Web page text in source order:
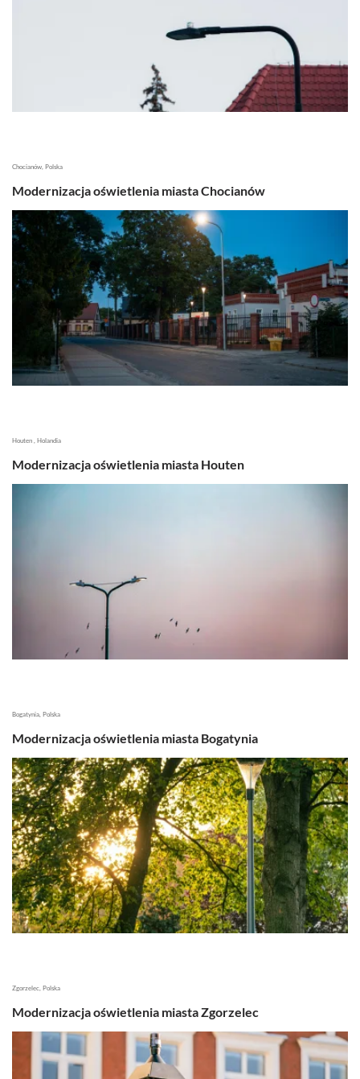
Chocianów, Polska
Modernizacja oświetlenia miasta Chocianów
Houten , Holandia
Modernizacja oświetlenia miasta Houten
Bogatynia, Polska
Modernizacja oświetlenia miasta Bogatynia
Zgorzelec, Polska
Modernizacja oświetlenia miasta Zgorzelec